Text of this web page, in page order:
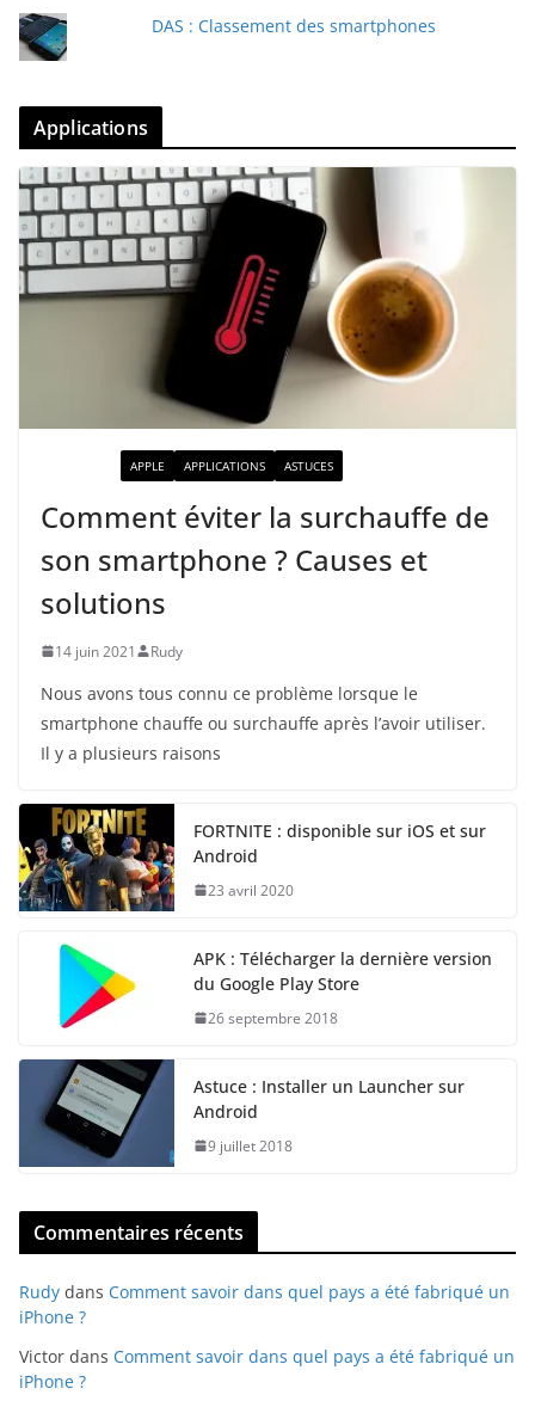
DAS : Classement des smartphones
Applications
APPLE APPLICATIONS ASTUCES
Comment éviter la surchauffe de
son smartphone ? Causes et
solutions
14 juin 2021 Rudy
Nous avons tous connu ce problème lorsque le
smartphone chauffe ou surchauffe après l’avoir utiliser.
Il y a plusieurs raisons
FORTNITE : disponible sur iOS et sur
Android
23 avril 2020
APK : Télécharger la dernière version
du Google Play Store
26 septembre 2018
Astuce : Installer un Launcher sur
Android
9 juillet 2018
Commentaires récents
Rudy dans Comment savoir dans quel pays a été fabriqué un
iPhone ?
Victor dans Comment savoir dans quel pays a été fabriqué un
iPhone ?